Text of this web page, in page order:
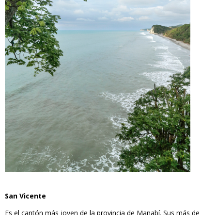
San Vicente
Es el cantón más joven de la provincia de Manabí. Sus más de